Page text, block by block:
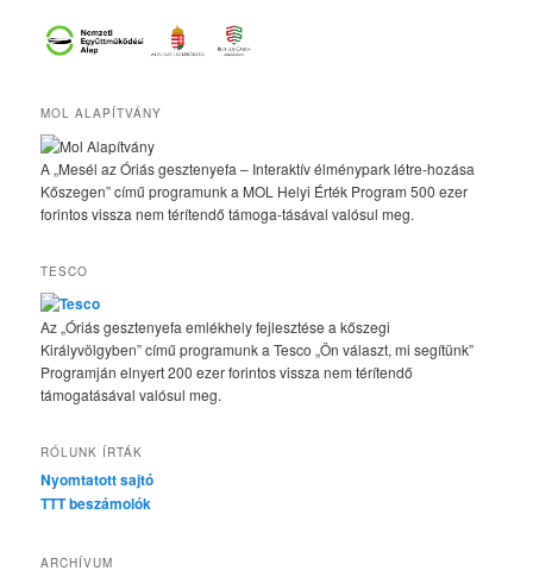
MOL ALAPÍTVÁNY
A „Mesél az Óriás gesztenyefa – Interaktív élménypark létre-hozása
Kőszegen” című programunk a MOL Helyi Érték Program 500 ezer
forintos vissza nem térítendő támoga-tásával valósul meg.
TESCO
Az „Óriás gesztenyefa emlékhely fejlesztése a kőszegi
Királyvölgyben” című programunk a Tesco „Ön választ, mi segítünk”
Programján elnyert 200 ezer forintos vissza nem térítendő
támogatásával valósul meg.
RÓLUNK ÍRTÁK
Nyomtatott sajtó
TTT beszámolók
ARCHÍVUM